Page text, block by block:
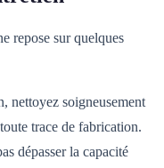
repose sur quelques
nettoyez soigneusement
trace de fabrication.
dépasser la capacité